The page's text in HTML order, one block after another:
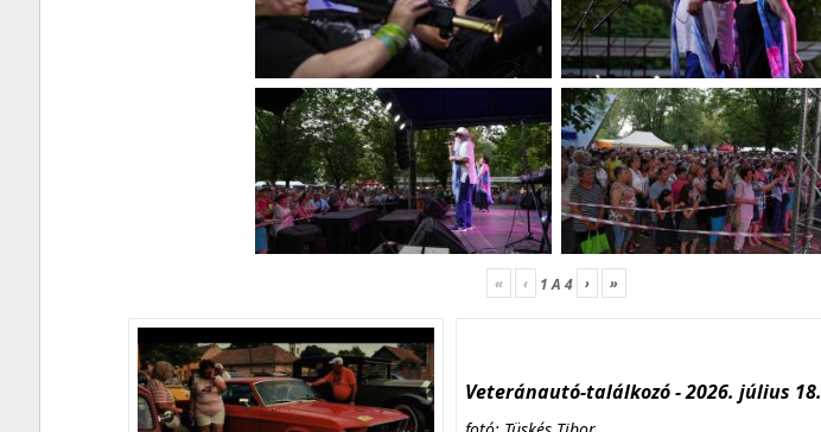
« ‹ 1A 4 › »
Veteránautó-találkozó - 2026. július 18.